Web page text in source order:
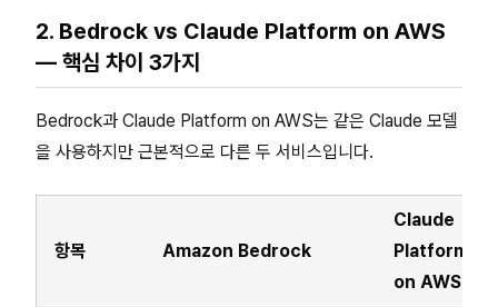
2. Bedrock vs Claude Platform on AWS
— 핵심 차이 3가지
Bedrock과 Claude Platform on AWS는 같은 Claude 모델
을 사용하지만 근본적으로 다른 두 서비스입니다.
항목 Amazon Bedrock
Claude
Platform
on AWS